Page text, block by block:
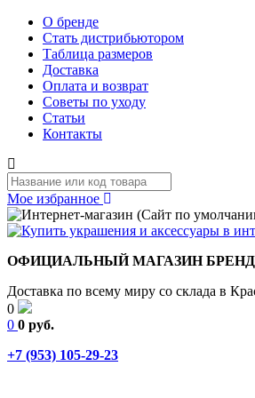
О бренде
Стать дистрибьютором
Таблица размеров
Доставка
Оплата и возврат
Советы по уходу
Статьи
Контакты
Мое избранное
ОФИЦИАЛЬНЫЙ МАГАЗИН
Доставка по всему миру со склада в
0
0 0 руб.
+7 (953) 105-29-23